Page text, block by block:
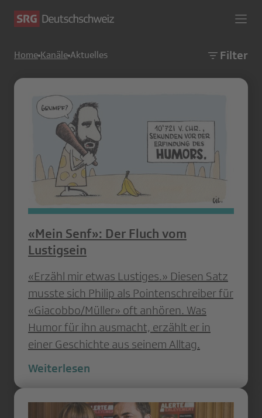
Home Kanäle Aktuelles Filter
«Mein Senf»: Der Fluch vom
Lustigsein
«Erzähl mir etwas Lustiges.» Diesen Satz
musste sich Philip als Pointenschreiber für
«Giacobbo/Müller» oft anhören. Was
Humor für ihn ausmacht, erzählt er in
einer Geschichte aus seinem Alltag.
Weiterlesen